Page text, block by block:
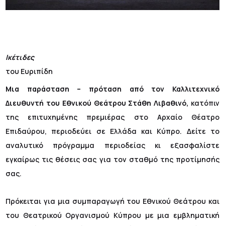
Ικέτιδες
του Ευριπίδη
Μια παράσταση – πρόταση από τον Καλλιτεχνικό
Διευθυντή του Εθνικού Θεάτρου Στάθη Λιβαθινό, κατόπιν
της επιτυχημένης πρεμιέρας στο Αρχαίο Θέατρο
Επιδαύρου, περιοδεύει σε Ελλάδα και Κύπρο. Δείτε το
αναλυτικό πρόγραμμα περιοδείας κι εξασφαλίστε
εγκαίρως τις θέσεις σας για τον σταθμό της προτίμησής
σας.
Πρόκειται για μια συμπαραγωγή του Εθνικού Θεάτρου και
του Θεατρικού Οργανισμού Κύπρου με μια εμβληματική